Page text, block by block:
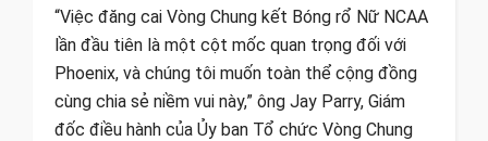
“Việc đăng cai Vòng Chung kết Bóng rổ Nữ NCAA
lần đầu tiên là một cột mốc quan trọng đối với
Phoenix, và chúng tôi muốn toàn thể cộng đồng
cùng chia sẻ niềm vui này,” ông Jay Parry, Giám
đốc điều hành của Ủy ban Tổ chức Vòng Chung